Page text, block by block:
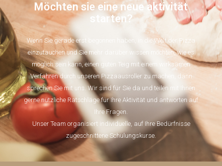
Möchten sie eine neue aktivität
starten?
Wenn Sie gerade erst begonnen haben, in die Welt der Pizza
einzutauchen und Sie mehr darüber wissen möchten, wie es
möglich sein kann, einen guten Teig mit einem wirksamen
Verfahren durch unseren Pizzaausroller zu machen, dann
sprechen Sie mit uns. Wir sind für Sie da und teilen mit Ihnen
gerne nützliche Ratschläge für Ihre Aktivität und antworten auf
Ihre Fragen.
Unser Team organisiert individuelle, auf Ihre Bedürfnisse
zugeschnittene Schulungskurse.